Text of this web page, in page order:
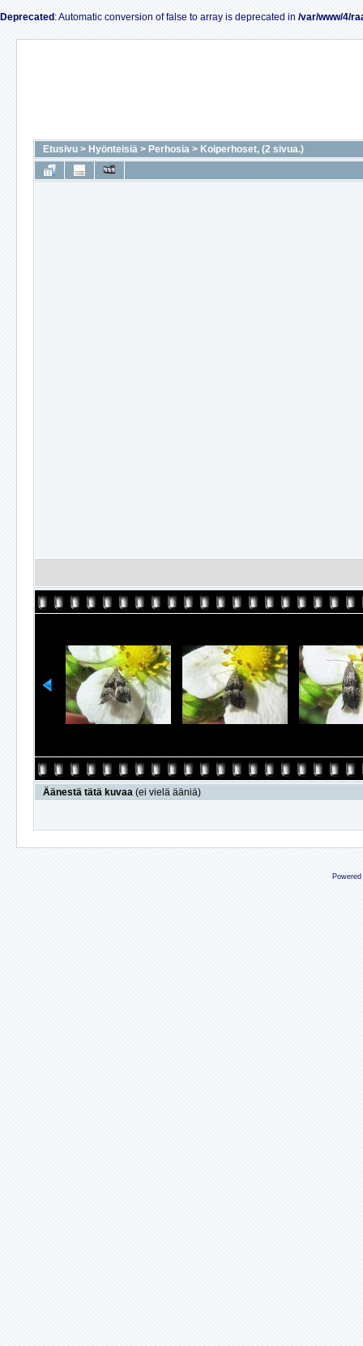
Deprecated : Automatic conversion of false to array is deprecated in /var/www/4/
Etusivu > Hyönteisiä > Perhosia > Koiperhoset, (2 sivua.)
Äänestä tätä kuvaa (ei vielä ääniä)